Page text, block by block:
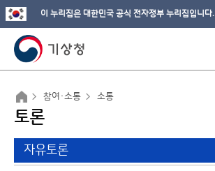
이 누리집은 대한민국 공식 전자정부 누리집입니다.
참여·소통 소통
토론
자유토론